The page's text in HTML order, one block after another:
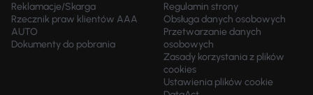
Reklamacje/Skarga
Rzecznik praw klientów AAA
AUTO
Dokumenty do pobrania
Regulamin strony
Obsługa danych osobowych
Przetwarzanie danych
osobowych
Zasady korzystania z plików
cookies
Ustawienia plików cookie